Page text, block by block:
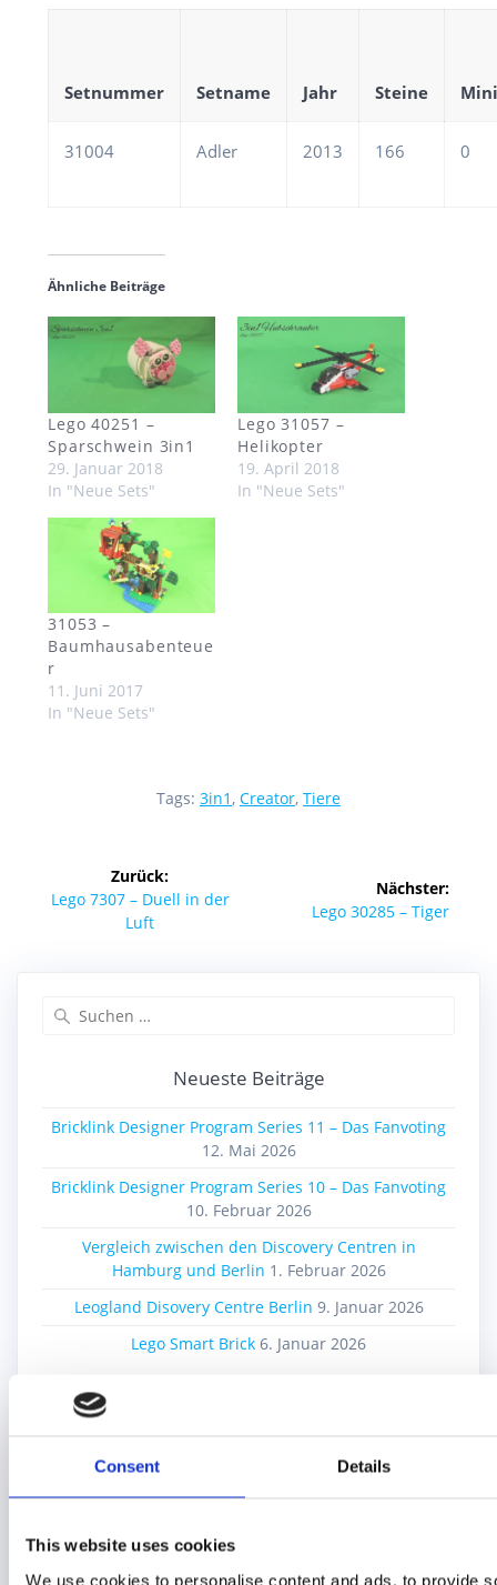
Consent Details
This website uses cookies
We use cookies to personalise content and ads, to provide
Setnummer Setname Jahr Steine
31004 Adler 2013 166 0
Ähnliche Beiträge
Lego 40251 –
Sparschwein 3in1
29. Januar 2018
In "Neue Sets"
Lego 31057 –
Helikopter
19. April 2018
In "Neue Sets"
31053 –
Baumhausabenteue
r
11. Juni 2017
In "Neue Sets"
Tags: 3in1, Creator, Tiere
Beitragsnavigation
Zurück:
Vorheriger
Lego 7307 – Duell in der
Luft
Nächster:
Nächster
Lego 30285 – Tiger
Neueste Beiträge
Bricklink Designer Program Series 11 – Das Fanvoting
12. Mai 2026
Bricklink Designer Program Series 10 – Das Fanvoting
10. Februar 2026
Vergleich zwischen den Discovery Centren in
Hamburg und Berlin 1. Februar 2026
Leogland Disovery Centre Berlin 9. Januar 2026
Lego Smart Brick 6. Januar 2026
Bricks4Science
Education